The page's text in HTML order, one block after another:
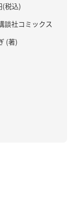
(税込)
談社コミックス
(著)